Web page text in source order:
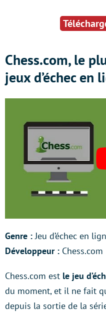
Chess.com, le
jeux d’échec en
Genre :Jeu d’échec en
Développeur : Chess.com
Chess.com est le jeu
du moment, et il ne fait
depuis la sortie de la